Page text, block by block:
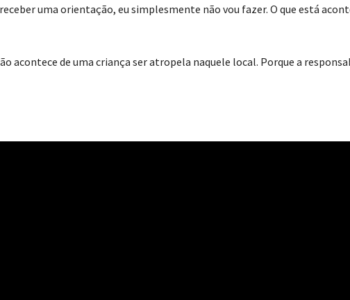
uma orientação, eu simplesmente não vou fazer. O que está
acontece de uma criança ser atropela naquele local. Porque a